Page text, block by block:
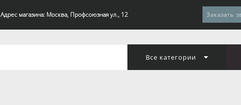
Адрес магазина: Москва, Профсоюзная ул., 12 Заказать
Все категории